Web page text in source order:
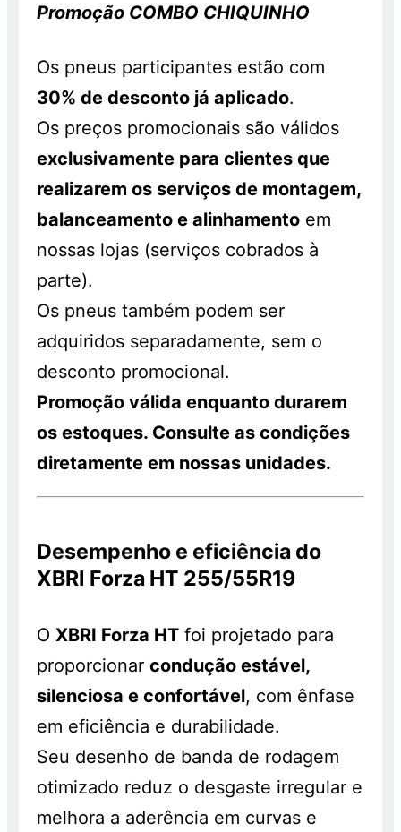
Promoção COMBO CHIQUINHO
Os pneus participantes estão com
30% de desconto já aplicado.
Os preços promocionais são válidos
exclusivamente para clientes que
realizarem os serviços de montagem,
balanceamento e alinhamento em
nossas lojas (serviços cobrados à
parte).
Os pneus também podem ser
adquiridos separadamente, sem o
desconto promocional.
Promoção válida enquanto durarem
os estoques. Consulte as condições
diretamente em nossas unidades.
Desempenho e eficiência do
XBRI Forza HT 255/55R19
OXBRI Forza HT foi projetado para
proporcionarcondução estável,
silenciosa e confortável, com ênfase
em eficiência e durabilidade.
Seu desenho de banda de rodagem
otimizado reduz o desgaste irregular e
melhora a aderência em curvas e